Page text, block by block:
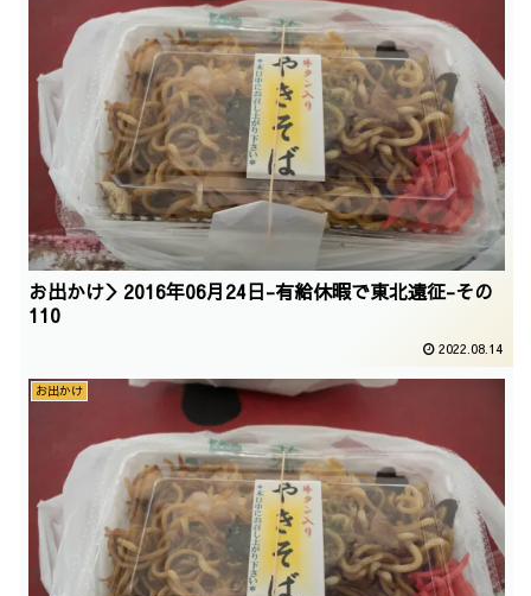
お出かけ＞2016年06月24日-有給休暇で東北遠征-その
110
2022.08.14
お出かけ